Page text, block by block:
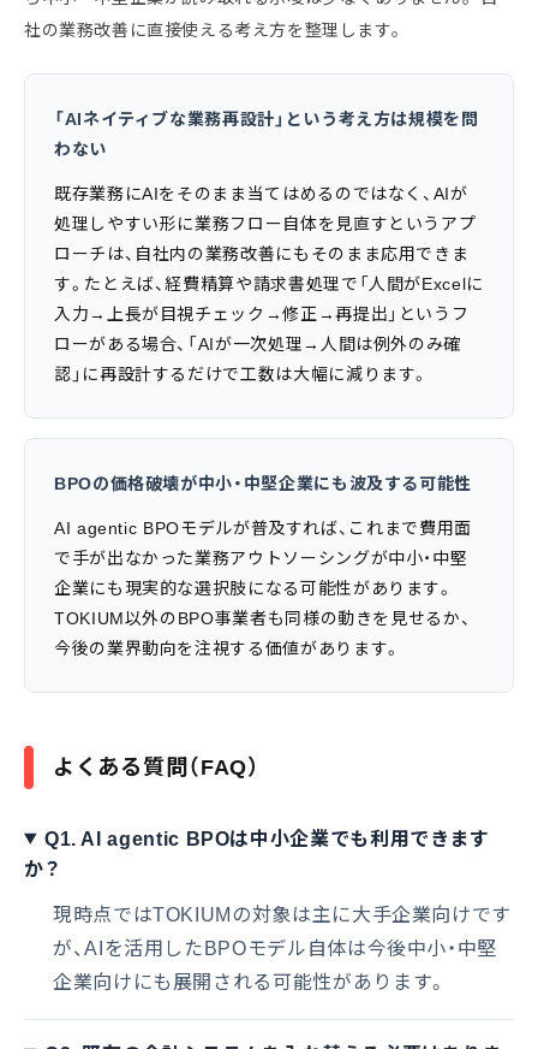
社の業務改善に直接使える考え方を整理します。
「AIネイティブな業務再設計」という考え方は規模を問
わない
既存業務にAIをそのまま当てはめるのではなく、AIが
処理しやすい形に業務フロー自体を見直すというアプ
ローチは、自社内の業務改善にもそのまま応用できま
す。たとえば、経費精算や請求書処理で「人間がExcelに
入力→上長が目視チェック→修正→再提出」というフ
ローがある場合、「AIが一次処理→人間は例外のみ確
認」に再設計するだけで工数は大幅に減ります。
BPOの価格破壊が中小・中堅企業にも波及する可能性
AI agentic BPOモデルが普及すれば、これまで費用面
で手が出なかった業務アウトソーシングが中小・中堅
企業にも現実的な選択肢になる可能性があります。
TOKIUM以外のBPO事業者も同様の動きを見せるか、
今後の業界動向を注視する価値があります。
よくある質問（FAQ）
Q1. AI agentic BPOは中小企業でも利用できます
か？
現時点ではTOKIUMの対象は主に大手企業向けです
が、AIを活用したBPOモデル自体は今後中小・中堅
企業向けにも展開される可能性があります。